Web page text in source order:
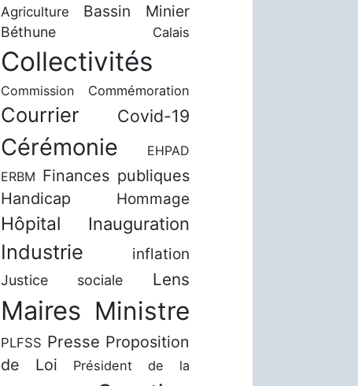
Agriculture Bassin Minier
Béthune Calais
Collectivités
Commission Commémoration
Courrier Covid-19
Cérémonie
EHPAD
ERBM Finances publiques
Handicap
Hommage
Hôpital Inauguration
Industrie inflation
Justice sociale Lens
Maires Ministre
PLFSS Presse Proposition
de Loi
Président de la